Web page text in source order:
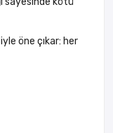
öne çıkar: her